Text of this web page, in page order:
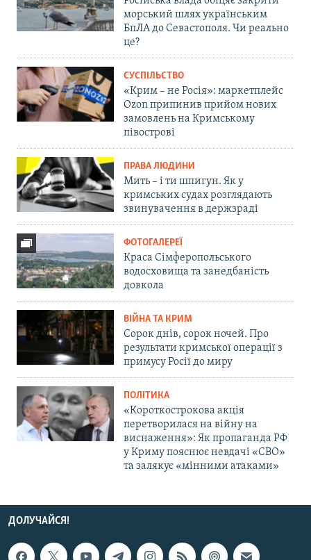
морський шлях українським
БпЛА до Севастополя. Чи реально
це?
СУСПІЛЬСТВО
«Крим – не Росія»: маркетплейс
Ozon припинив прийом нових
замовлень на Кримському
півострові
ПРАВА ЛЮДИНИ
Мить – і ти шпигун. Як у
кримських судах розглядають
звинувачення в держзраді
ФОТОГАЛЕРЕЇ
Краса Сімферопольського
водосховища та занедбаність
довкола
ВІЙНА ТА КРИМ
Сорок днів, сорок ночей. Про
результати кримської операції з
примусу Росії до миру
ПОЛІТИКА
«Короткострокова акція
перетворилася на війну на
виснаження»: Як пропаганда РФ
у Криму пояснює невдачі «СВО»
та залякує «мінними атаками»
ДОЛУЧАЙСЯ!